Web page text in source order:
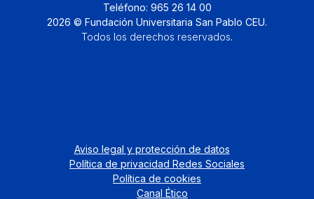
Teléfono: 965 26 14 00
2026 © Fundación Universitaria San Pablo CEU.
Todos los derechos reservados.
Aviso legal y protección de datos
Política de privacidad Redes Sociales
Política de cookies
Canal Ético